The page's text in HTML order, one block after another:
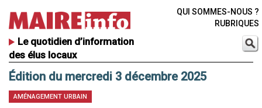
Le quotidien d’information
des élus locaux
QUI SOMMES-NOUS ?
RUBRIQUES
Édition du mercredi 3 décembre 2025
AMÉNAGEMENT URBAIN